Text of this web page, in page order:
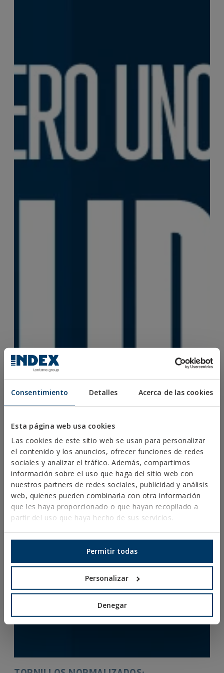
Consentimiento Detalles Acerca de las cookies
Esta página web usa cookies
Las cookies de este sitio web se usan para personalizar
el contenido y los anuncios, ofrecer funciones de redes
sociales y analizar el tráfico. Además, compartimos
información sobre el uso que haga del sitio web con
nuestros partners de redes sociales, publicidad y análisis
web, quienes pueden combinarla con otra información
que les haya proporcionado o que hayan recopilado a
partir del uso que haya hecho de sus servicios.
Permitir todas
Personalizar
Denegar